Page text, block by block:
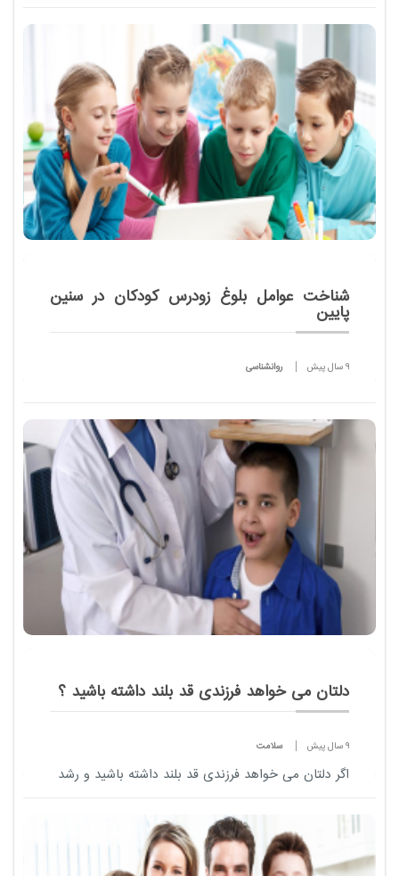
پایان رسید.
شناخت عوامل بلوغ زودرس کودکان در سنین
پایین
9 سال پیش روانشناسی
خاصی تعلق ندارد، اما استفاده از آن توسط کودکان به
دلیل اینکه در سنین رشد هستند و بر آینده ی آن ها
تاثیر...
دلتان می خواهد فرزندی قد بلند داشته باشید ؟
9 سال پیش سلامت
اگر دلتان می خواهد فرزندی قد بلند داشته باشید و رشد
با عوامل موثر در این رابطه آشنا شوید.